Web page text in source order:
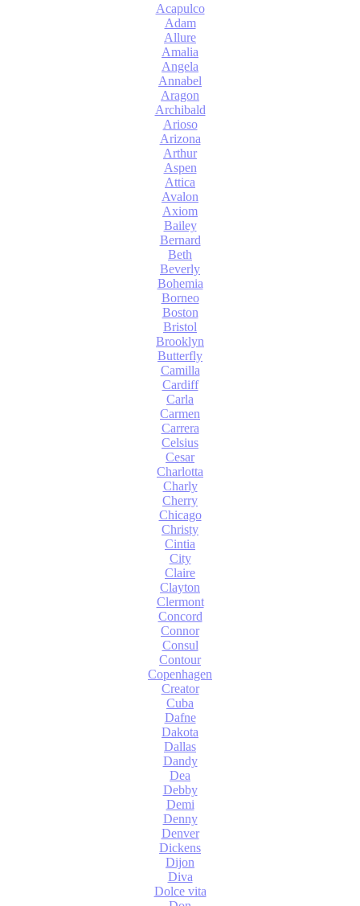
Acapulco
Adam
Allure
Amalia
Angela
Annabel
Aragon
Archibald
Arioso
Arizona
Arthur
Aspen
Attica
Avalon
Axiom
Bailey
Bernard
Beth
Beverly
Bohemia
Borneo
Boston
Bristol
Brooklyn
Butterfly
Camilla
Cardiff
Carla
Carmen
Carrera
Celsius
Cesar
Charlotta
Charly
Cherry
Chicago
Christy
Cintia
City
Claire
Clayton
Clermont
Concord
Connor
Consul
Contour
Copenhagen
Creator
Cuba
Dafne
Dakota
Dallas
Dandy
Dea
Debby
Demi
Denny
Denver
Dickens
Dijon
Diva
Dolce vita